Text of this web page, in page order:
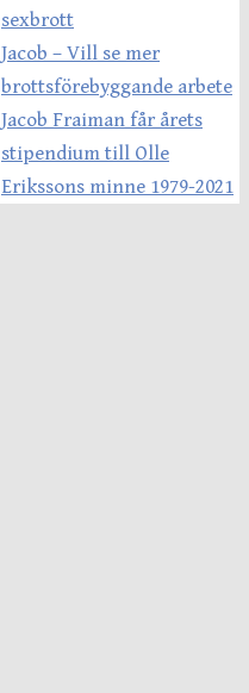
sexbrott
Jacob – Vill se mer
brottsförebyggande arbete
Jacob Fraiman får årets
stipendium till Olle
Erikssons minne 1979-2021